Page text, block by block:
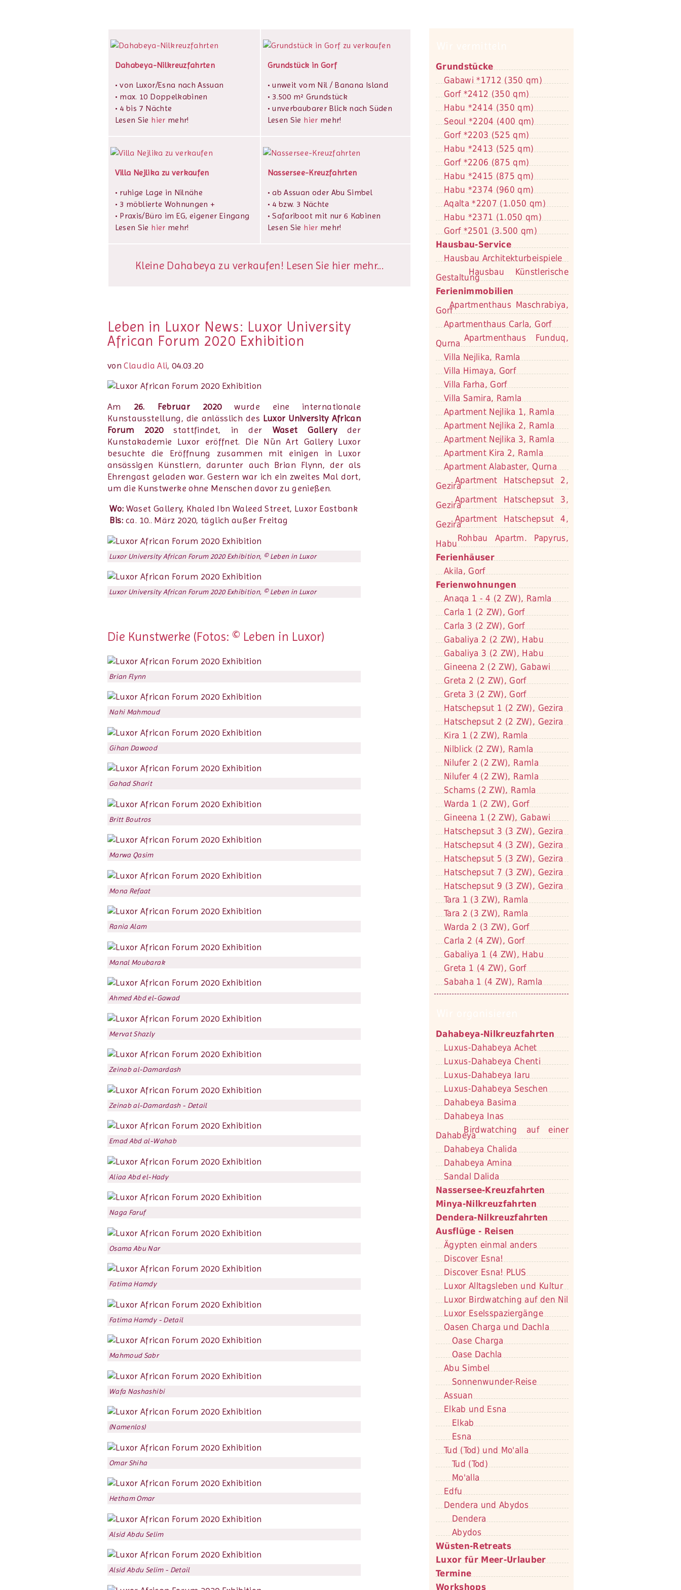
Dahabeya-Nilkreuzfahrten
• von Luxor/Esna nach Assuan
• max. 10 Doppelkabinen
• 4 bis 7 Nächte
Lesen Sie hier mehr!
Grundstück in Gorf
• unweit vom Nil / Banana Island
• 3.500 m² Grundstück
• unverbaubarer Blick nach Süden
Lesen Sie hier mehr!
Villa Nejlika zu verkaufen
• ruhige Lage in Nilnähe
• 3 möblierte Wohnungen +
• Praxis/Büro im EG, eigener Eingang
Lesen Sie hier mehr!
Nassersee-Kreuzfahrten
• ab Assuan oder Abu Simbel
• 4 bzw. 3 Nächte
• Safariboot mit nur 6 Kabinen
Lesen Sie hier mehr!
Kleine Dahabeya zu verkaufen! Lesen Sie hier mehr...
Leben in Luxor News: Luxor University
African Forum 2020 Exhibition
vonClaudia Ali, 04.03.20
Am 26. Februar 2020wurde eine internationale
Kunstausstellung, die anlässlich des Luxor University African
Forum 2020stattfindet, in der Waset Galleryder
Kunstakademie Luxor eröffnet. Die Nūn Art Gallery Luxor
besuchte die Eröffnung zusammen mit einigen in Luxor
ansässigen Künstlern, darunter auch Brian Flynn, der als
Ehrengast geladen war. Gestern war ich ein zweites Mal dort,
um die Kunstwerke ohne Menschen davor zu genießen.
Wo: Waset Gallery, Khaled Ibn Waleed Street, Luxor Eastbank
Bis: ca. 10.. März 2020, täglich außer Freitag
Luxor University African Forum 2020 Exhibition, © Leben in Luxor
Luxor University African Forum 2020 Exhibition, © Leben in Luxor
Die Kunstwerke (Fotos: © Leben in Luxor)
Brian Flynn
Nahi Mahmoud
Gihan Dawood
Gahad Sharit
Britt Boutros
Marwa Qasim
Mona Refaat
Rania Alam
Manal Moubarak
Ahmed Abd el-Gawad
Mervat Shazly
Zeinab al-Damardash
Zeinab al-Damardash - Detail
Emad Abd al-Wahab
Aliaa Abd el-Hady
Naga Faruf
Osama Abu Nar
Fatima Hamdy
Fatima Hamdy - Detail
Mahmoud Sabr
Wafa Nashashibi
(Namenlos)
Omar Shiha
Hetham Omar
Alsid Abdu Selim
Alsid Abdu Selim - Detail
Grundstücke
Gabawi *1712 (350 qm)
Gorf *2412 (350 qm)
Habu *2414 (350 qm)
Seoul *2204 (400 qm)
Gorf *2203 (525 qm)
Habu *2413 (525 qm)
Gorf *2206 (875 qm)
Habu *2415 (875 qm)
Habu *2374 (960 qm)
Aqalta *2207 (1.050 qm)
Habu *2371 (1.050 qm)
Gorf *2501 (3.500 qm)
Hausbau-Service
Hausbau Architekturbeispiele
Hausbau Künstlerische
Gestaltung
Ferienimmobilien
Apartmenthaus Maschrabiya,
Gorf
Apartmenthaus Carla, Gorf
Apartmenthaus Funduq,
Qurna
Villa Nejlika, Ramla
Villa Himaya, Gorf
Villa Farha, Gorf
Villa Samira, Ramla
Apartment Nejlika 1, Ramla
Apartment Nejlika 2, Ramla
Apartment Nejlika 3, Ramla
Apartment Kira 2, Ramla
Apartment Alabaster, Qurna
Apartment Hatschepsut 2,
Gezira
Apartment Hatschepsut 3,
Gezira
Apartment Hatschepsut 4,
Gezira
Rohbau Apartm. Papyrus,
Habu
Ferienhäuser
Akila, Gorf
Ferienwohnungen
Anaqa 1 - 4 (2 ZW), Ramla
Carla 1 (2 ZW), Gorf
Carla 3 (2 ZW), Gorf
Gabaliya 2 (2 ZW), Habu
Gabaliya 3 (2 ZW), Habu
Gineena 2 (2 ZW), Gabawi
Greta 2 (2 ZW), Gorf
Greta 3 (2 ZW), Gorf
Hatschepsut 1 (2 ZW), Gezira
Hatschepsut 2 (2 ZW), Gezira
Kira 1 (2 ZW), Ramla
Nilblick (2 ZW), Ramla
Nilufer 2 (2 ZW), Ramla
Nilufer 4 (2 ZW), Ramla
Schams (2 ZW), Ramla
Warda 1 (2 ZW), Gorf
Gineena 1 (2 ZW), Gabawi
Hatschepsut 3 (3 ZW), Gezira
Hatschepsut 4 (3 ZW), Gezira
Hatschepsut 5 (3 ZW), Gezira
Hatschepsut 7 (3 ZW), Gezira
Hatschepsut 9 (3 ZW), Gezira
Tara 1 (3 ZW), Ramla
Tara 2 (3 ZW), Ramla
Warda 2 (3 ZW), Gorf
Carla 2 (4 ZW), Gorf
Gabaliya 1 (4 ZW), Habu
Greta 1 (4 ZW), Gorf
Sabaha 1 (4 ZW), Ramla
Dahabeya-Nilkreuzfahrten
Luxus-Dahabeya Achet
Luxus-Dahabeya Chenti
Luxus-Dahabeya Iaru
Luxus-Dahabeya Seschen
Dahabeya Basima
Dahabeya Inas
Birdwatching auf einer
Dahabeya
Dahabeya Chalida
Dahabeya Amina
Sandal Dalida
Nassersee-Kreuzfahrten
Minya-Nilkreuzfahrten
Dendera-Nilkreuzfahrten
Ausflüge - Reisen
Ägypten einmal anders
Discover Esna!
Discover Esna! PLUS
Luxor Alltagsleben und Kultur
Luxor Birdwatching auf den Nil
Luxor Eselsspaziergänge
Oasen Charga und Dachla
Oase Charga
Oase Dachla
Abu Simbel
Sonnenwunder-Reise
Assuan
Elkab und Esna
Elkab
Esna
Tud (Tod) und Mo'alla
Tud (Tod)
Mo'alla
Edfu
Dendera und Abydos
Dendera
Abydos
Wüsten-Retreats
Luxor für Meer-Urlauber
Termine
Workshops